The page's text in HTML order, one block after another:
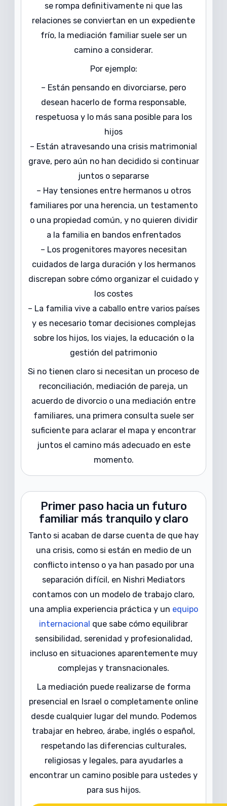
se rompa definitivamente ni que las
relaciones se conviertan en un expediente
frío, la mediación familiar suele ser un
camino a considerar.
Por ejemplo:
– Están pensando en divorciarse, pero
desean hacerlo de forma responsable,
respetuosa y lo más sana posible para los
hijos
– Están atravesando una crisis matrimonial
grave, pero aún no han decidido si continuar
juntos o separarse
– Hay tensiones entre hermanos u otros
familiares por una herencia, un testamento
o una propiedad común, y no quieren dividir
a la familia en bandos enfrentados
– Los progenitores mayores necesitan
cuidados de larga duración y los hermanos
discrepan sobre cómo organizar el cuidado y
los costes
– La familia vive a caballo entre varios países
y es necesario tomar decisiones complejas
sobre los hijos, los viajes, la educación o la
gestión del patrimonio
Si no tienen claro si necesitan un proceso de
reconciliación, mediación de pareja, un
acuerdo de divorcio o una mediación entre
familiares, una primera consulta suele ser
suficiente para aclarar el mapa y encontrar
juntos el camino más adecuado en este
momento.
Primer paso hacia un futuro
familiar más tranquilo y claro
Tanto si acaban de darse cuenta de que hay
una crisis, como si están en medio de un
conflicto intenso o ya han pasado por una
separación difícil, en Nishri Mediators
contamos con un modelo de trabajo claro,
una amplia experiencia práctica y un equipo
internacional que sabe cómo equilibrar
sensibilidad, serenidad y profesionalidad,
incluso en situaciones aparentemente muy
complejas y transnacionales.
La mediación puede realizarse de forma
presencial en Israel o completamente online
desde cualquier lugar del mundo. Podemos
trabajar en hebreo, árabe, inglés o español,
respetando las diferencias culturales,
religiosas y legales, para ayudarles a
encontrar un camino posible para ustedes y
para sus hijos.